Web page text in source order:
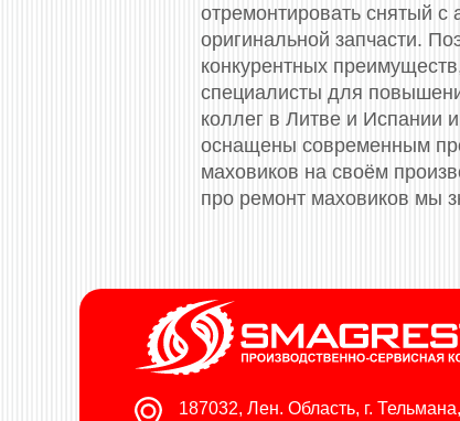
отремонтировать снятый с
оригинальной запчасти.
конкурентных
специалисты для
коллег в Литве и Испании
оснащены современным
маховиков на своём
про ремонт маховиков мы
187032, Лен. Область, г. Тельмана,